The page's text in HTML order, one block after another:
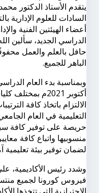
يتقدم الأستاذ الدكتور
السادات للعلوم الإدارية
أعضاء الهيئتين الفنية
الدراسي الجديد، سألين
حافل بالعلم والعمل
الباهر للجميع.
أكتوبر 2021م
الالتزام باتخاذ كافة
التعليمية في العام
حريصة على توفير كافة
منسوبيها واتباع كافة
لضمان توفير بيئة تعليمية
وشدد رئيس الأكاديمية،
فيروس كورونا لجميع